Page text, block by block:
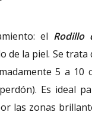
el Rodillo
de la piel. Se trata
5 a 10
Es ideal
las zonas